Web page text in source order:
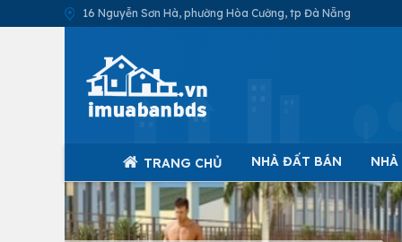
16 Nguyễn Sơn Hà, phường Hòa Cường, tp Đà Nẵng
TRANG CHỦ NHÀ ĐẤT BÁN